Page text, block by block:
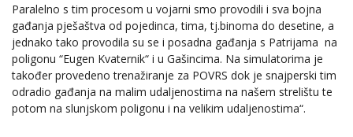
Paralelno s tim procesom u vojarni smo provodili i sva bojna
gađanja pješaštva od pojedinca, tima, tj.binoma do desetine, a
jednako tako provodila su se i posadna gađanja s Patrijama na
poligonu “Eugen Kvaternik“ i u Gašincima. Na simulatorima je
također provedeno trenažiranje za POVRS dok je snajperski tim
odradio gađanja na malim udaljenostima na našem strelištu te
potom na slunjskom poligonu i na velikim udaljenostima“.